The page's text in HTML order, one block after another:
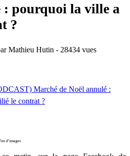
: pourquoi la ville a
?
Mathieu Hutin - 28434 vues
d’images